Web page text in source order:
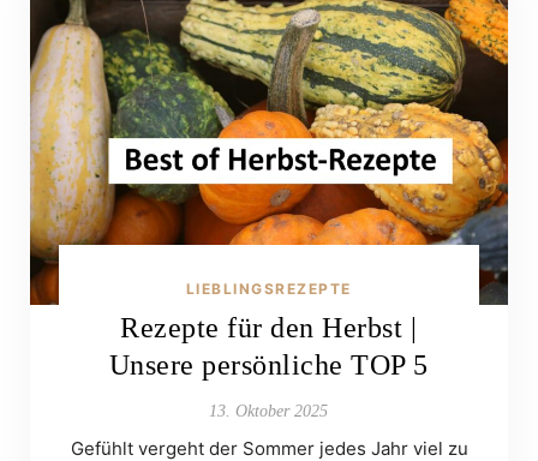
LIEBLINGSREZEPTE
Rezepte für den Herbst |
Unsere persönliche TOP 5
13. Oktober 2025
Gefühlt vergeht der Sommer jedes Jahr viel zu